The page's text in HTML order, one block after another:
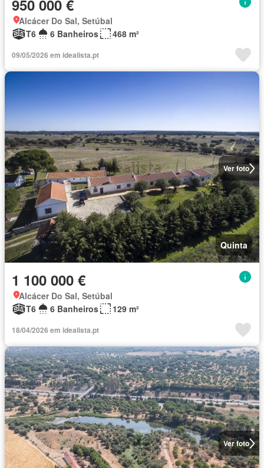
950 000 €
Alcácer Do Sal, Setúbal
T6
6 Banheiros 468 m²
09/05/2026 em idealista.pt
Ver foto
Quinta
1 100 000 €
Alcácer Do Sal, Setúbal
T6
6 Banheiros 129 m²
18/04/2026 em idealista.pt
Ver foto